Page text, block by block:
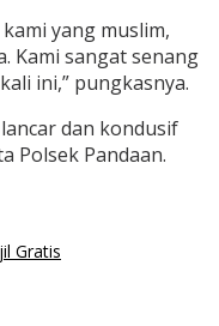
yang muslim,
Kami sangat senang
ini,” pungkasnya.
dan kondusif
Polsek Pandaan.
Gratis